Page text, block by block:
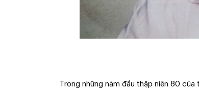
Trong những năm đầu thập niên 80